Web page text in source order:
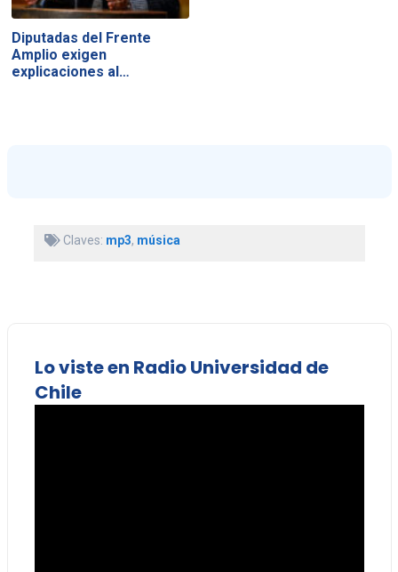
Diputadas del Frente
Amplio exigen
explicaciones al…
Claves: mp3, música
Lo viste en Radio Universidad de
Chile